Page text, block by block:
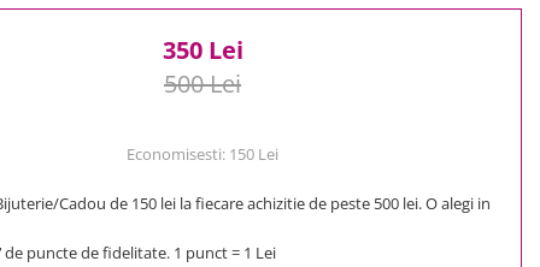
350 Lei
500 Lei
Economisesti: 150 Lei
Cadou de 150 lei la fiecare achizitie de peste 500 lei. O alegi in
de puncte de fidelitate. 1 punct = 1 Lei